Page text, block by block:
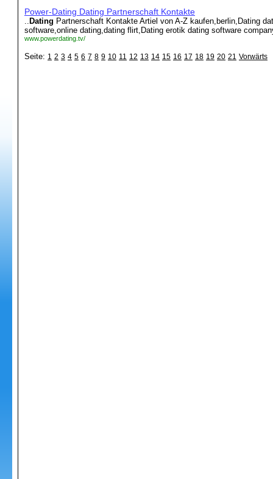
Power-Dating Dating Partnerschaft Kontakte
.. Dating Partnerschaft Kontakte Artiel von A-Z kaufen,berlin,Dating
software,online dating,dating flirt,Dating erotik dating software
www.powerdating.tv/
Seite: 1 2 3 4 5 6 7 8 9 10 11 12 13 14 15 16 17 18 19 20 21 Vorwärts